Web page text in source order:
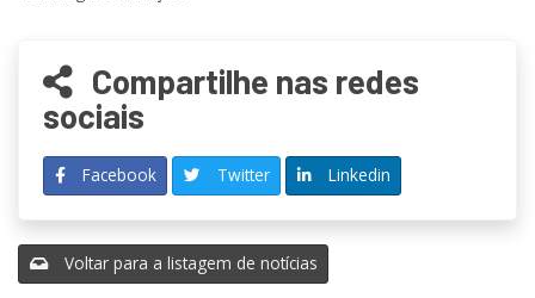
Compartilhe nas redes
sociais
Facebook Twitter Linkedin
Voltar para a listagem de notícias